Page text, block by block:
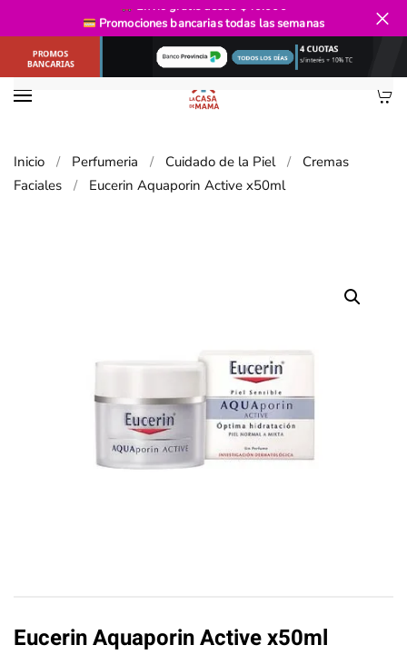
Ir al contenido principal
Inicio Perfumeria Cuidado de la Piel
Cremas
Faciales
Eucerin Aquaporin Active x50ml
Eucerin Aquaporin Active x50ml
Envío gratisdesde $40.000
Promociones bancariastodas las semanas